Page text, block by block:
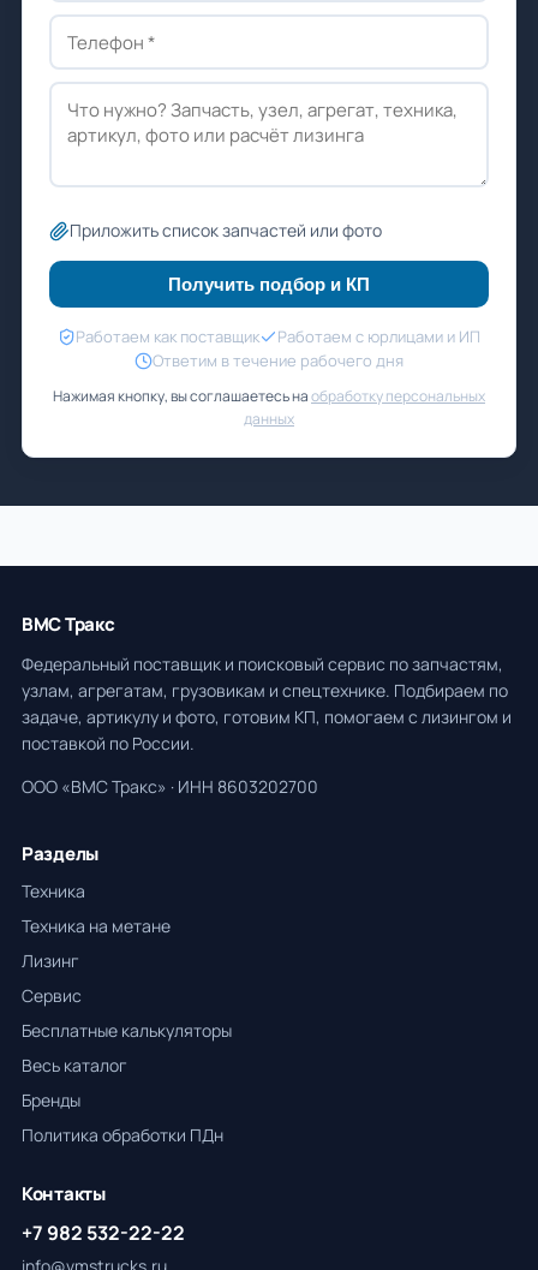
Приложить список запчастей или фото
Получить подбор и КП
Работаем как поставщик
Работаем с юрлицами и ИП
Ответим в течение рабочего дня
Нажимая кнопку, вы соглашаетесь наобработку персональных
данных
ВМС Тракс
Федеральный поставщик и поисковый сервис по запчастям,
узлам, агрегатам, грузовикам и спецтехнике. Подбираем по
задаче, артикулу и фото, готовим КП, помогаем с лизингом и
поставкой по России.
ООО «ВМС Тракс» · ИНН 8603202700
Разделы
Техника
Техника на метане
Лизинг
Сервис
Бесплатные калькуляторы
Весь каталог
Бренды
Политика обработки ПДн
Контакты
+7 982 532-22-22